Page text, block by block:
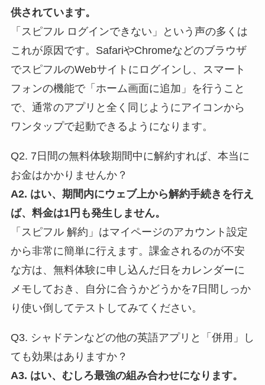
供されています。
「スピフル ログインできない」という声の多くは
これが原因です。SafariやChromeなどのブラウザ
でスピフルのWebサイトにログインし、スマート
フォンの機能で「ホーム画面に追加」を行うこと
で、通常のアプリと全く同じようにアイコンから
ワンタップで起動できるようになります。
Q2. 7日間の無料体験期間中に解約すれば、本当に
お金はかかりませんか？
A2. はい、期間内にウェブ上から解約手続きを行え
ば、料金は1円も発生しません。
「スピフル 解約」はマイページのアカウント設定
から非常に簡単に行えます。課金されるのが不安
な方は、無料体験に申し込んだ日をカレンダーに
メモしておき、自分に合うかどうかを7日間しっか
り使い倒してテストしてみてください。
Q3. シャドテンなどの他の英語アプリと「併用」し
ても効果はありますか？
A3. はい、むしろ最強の組み合わせになります。